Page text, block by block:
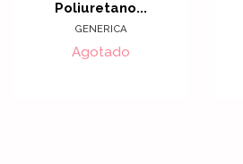
Poliuretano...
GENERICA
Agotado